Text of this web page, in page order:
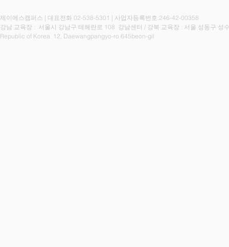
제이에스캠퍼스 | 대표전화 02-538-5301 | 사업자등록번호:246-42-00358
강남 교육장 : 서울시 강남구 테헤란로 108 강남센터 / 강북 교육장 : 서울 성동구 성
Republic of Korea 12, Daewangpangyo-ro 645beon-gil